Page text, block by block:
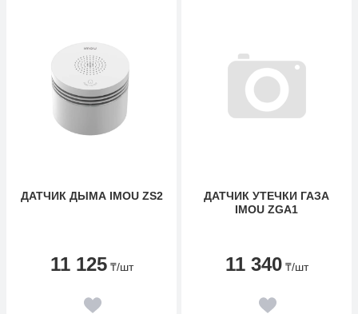
ДАТЧИК ДЫМА IMOU ZS2
11 125 ₸/шт
ДАТЧИК УТЕЧКИ ГАЗА
IMOU ZGA1
11 340 ₸/шт